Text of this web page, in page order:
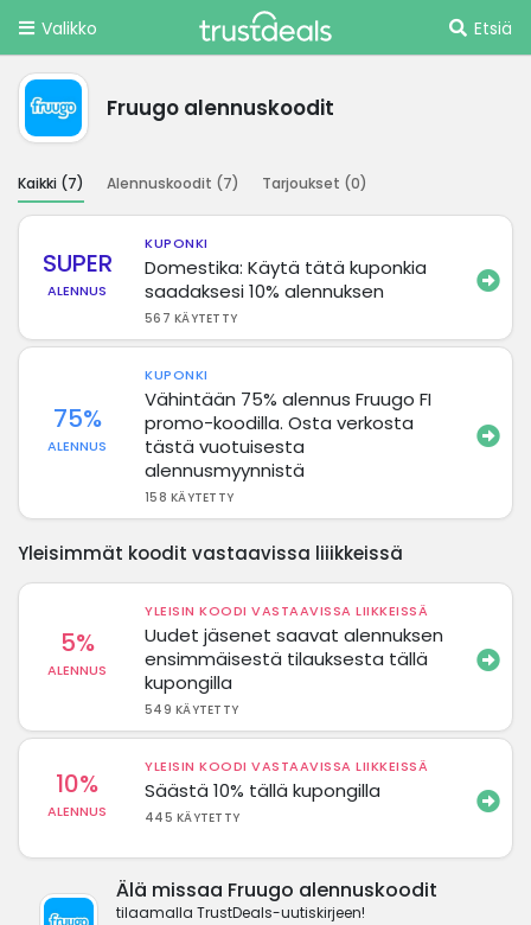
Valikko Etsiä
Fruugo alennuskoodit
Kaikki (7) Alennuskoodit (7) Tarjoukset (0)
SUPER
ALENNUS
KUPONKI
Domestika: Käytä tätä kuponkia
saadaksesi 10% alennuksen
567 KÄYTETTY
75%
ALENNUS
KUPONKI
Vähintään 75% alennus Fruugo FI
promo-koodilla. Osta verkosta
tästä vuotuisesta
alennusmyynnistä
158 KÄYTETTY
Yleisimmät koodit vastaavissa liiikkeissä
5%
ALENNUS
YLEISIN KOODI VASTAAVISSA LIIKKEISSÄ
Uudet jäsenet saavat alennuksen
ensimmäisestä tilauksesta tällä
kupongilla
549 KÄYTETTY
10%
ALENNUS
YLEISIN KOODI VASTAAVISSA LIIKKEISSÄ
Säästä 10% tällä kupongilla
445 KÄYTETTY
Älä missaa Fruugo alennuskoodit
tilaamalla TrustDeals-uutiskirjeen!